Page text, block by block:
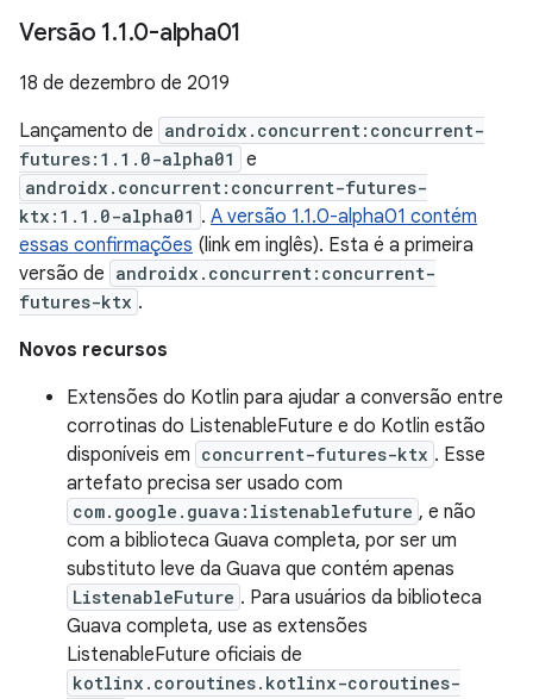
Versão 1.1.0-alpha01
18 de dezembro de 2019
Lançamento de androidx.concurrent:concurrent-
futures:1.1.0-alpha01
e
androidx.concurrent:concurrent-futures-
ktx:1.1.0-alpha01 . A versão 1.1.0-alpha01 contém
essas confirmações (link em inglês). Esta é a primeira
versão de androidx.concurrent:concurrent-
futures-ktx .
Novos recursos
Extensões do Kotlin para ajudar a conversão entre
corrotinas do ListenableFuture e do Kotlin estão
disponíveis em concurrent-futures-ktx . Esse
artefato precisa ser usado com
com.google.guava:listenablefuture , e não
com a biblioteca Guava completa, por ser um
substituto leve da Guava que contém apenas
ListenableFuture . Para usuários da biblioteca
Guava completa, use as extensões
ListenableFuture oficiais de
kotlinx.coroutines.kotlinx-coroutines-